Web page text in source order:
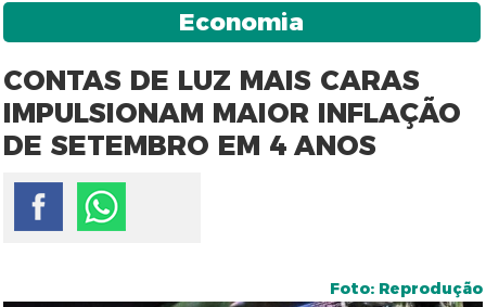
Economia
CONTAS DE LUZ MAIS CARAS
IMPULSIONAM MAIOR INFLAÇÃO
DE SETEMBRO EM 4 ANOS
Foto: Reprodução